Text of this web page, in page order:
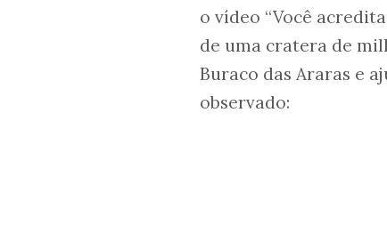
o vídeo “Você
de uma cratera de
Buraco das Araras e
observado: